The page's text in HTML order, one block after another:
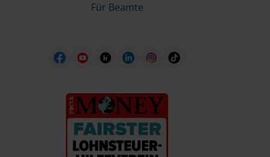
Für Beamte